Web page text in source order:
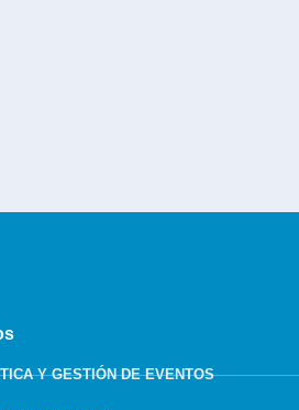
Y GESTIÓN DE EVENTOS